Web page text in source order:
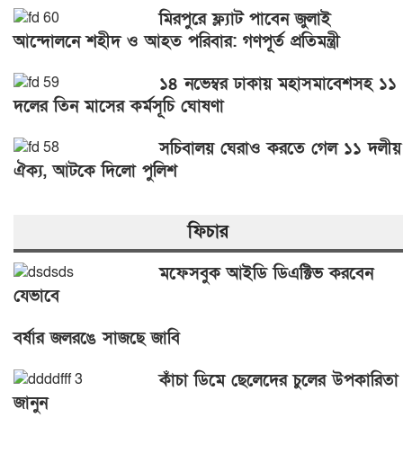
মিরপুরে ফ্ল্যাট পাবেন জুলাই
আন্দোলনে শহীদ ও আহত পরিবার: গণপূর্ত প্রতিমন্ত্রী
১৪ নভেম্বর ঢাকায় মহাসমাবেশসহ ১১
দলের তিন মাসের কর্মসূচি ঘোষণা
সচিবালয় ঘেরাও করতে গেল ১১ দলীয়
ঐক্য, আটকে দিলো পুলিশ
ফিচার
মফেসবুক আইডি ডিএক্টিভ করবেন
যেভাবে
বর্ষার জলরঙে সাজছে জাবি
কাঁচা ডিমে ছেলেদের চুলের উপকারিতা
জানুন